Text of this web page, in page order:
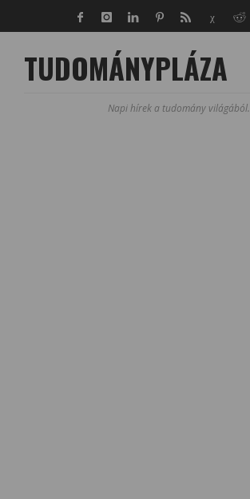
TUDOMÁNYPLÁZA
Napi hírek a tudomány világából.